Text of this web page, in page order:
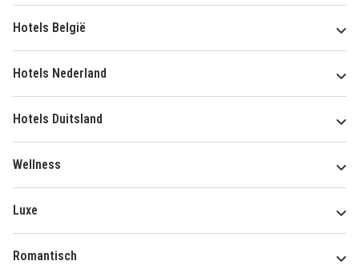
Hotels België
Hotels Nederland
Hotels Duitsland
Wellness
Luxe
Romantisch